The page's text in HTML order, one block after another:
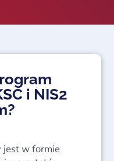
i NIS2
jest w formie